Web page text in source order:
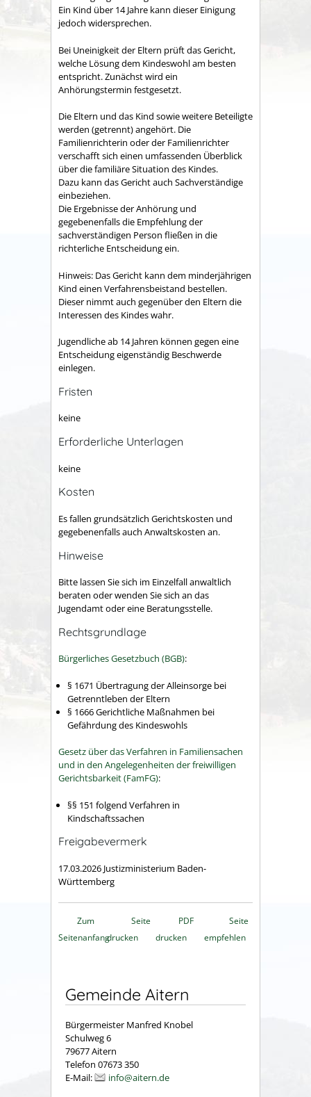
Ein Kind über 14 Jahre kann dieser Einigung
jedoch widersprechen.
Bei Uneinigkeit der Eltern prüft das Gericht,
welche Lösung dem Kindeswohl am besten
entspricht. Zunächst wird ein
Anhörungstermin festgesetzt.
Die Eltern und das Kind sowie weitere Beteiligte
werden (getrennt) angehört. Die
Familienrichterin oder der Familienrichter
verschafft sich einen umfassenden Überblick
über die familiäre Situation des Kindes.
Dazu kann das Gericht auch Sachverständige
einbeziehen.
Die Ergebnisse der Anhörung und
gegebenenfalls die Empfehlung der
sachverständigen Person fließen in die
richterliche Entscheidung ein.
Hinweis: Das Gericht kann dem minderjährigen
Kind einen Verfahrensbeistand bestellen.
Dieser nimmt auch gegenüber den Eltern die
Interessen des Kindes wahr.
Jugendliche ab 14 Jahren können gegen eine
Entscheidung eigenständig Beschwerde
einlegen.
Fristen
keine
Erforderliche Unterlagen
keine
Kosten
Es fallen grundsätzlich Gerichtskosten und
gegebenenfalls auch Anwaltskosten an.
Hinweise
Bitte lassen Sie sich im Einzelfall anwaltlich
beraten oder wenden Sie sich an das
Jugendamt oder eine Beratungsstelle.
Rechtsgrundlage
Bürgerliches Gesetzbuch (BGB):
§ 1671 Übertragung der Alleinsorge bei
Getrenntleben der Eltern
§ 1666 Gerichtliche Maßnahmen bei
Gefährdung des Kindeswohls
Gesetz über das Verfahren in Familiensachen
und in den Angelegenheiten der freiwilligen
Gerichtsbarkeit (FamFG):
§§ 151 folgend Verfahren in
Kindschaftssachen
Freigabevermerk
17.03.2026 Justizministerium Baden-
Württemberg
Zum
Seitenanfang
Seite
drucken
PDF
drucken
Seite
empfehlen
Gemeinde Aitern
Bürgermeister Manfred Knobel
Schulweg 6
79677 Aitern
Telefon 07673 350
E-Mail:
info@aitern.de